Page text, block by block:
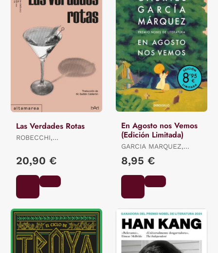
Las Verdades Rotas
ROBECCHI,
20,90 €
En Agosto nos Vemos
(Edición Limitada)
GARCIA MARQUEZ,
8,95 €